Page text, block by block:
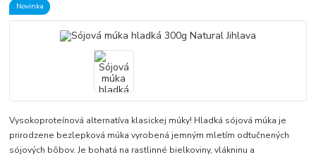
Novinka
Vysokoproteínová alternatíva klasickej múky! Hladká sójová múka je
prirodzene bezlepková múka vyrobená jemným mletím odtučnených
sójových bôbov. Je bohatá na rastlinné bielkoviny, vlákninu a